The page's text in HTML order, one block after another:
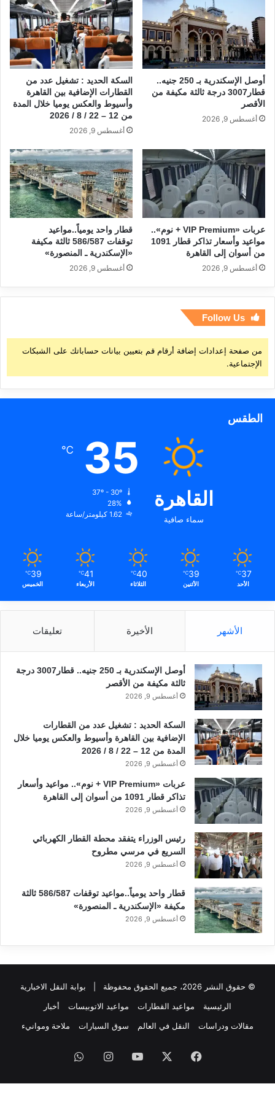
أوصل الإسكندرية بـ 250 جنيه..
قطار3007 درجة ثالثة مكيفة من
الأقصر
أغسطس 9, 2026
السكة الحديد : تشغيل عدد من
القطارات الإضافية بين القاهرة
وأسيوط والعكس يوميا خلال المدة
من 12 – 22 / 8 / 2026
أغسطس 9, 2026
عربات «VIP Premium + نوم»..
مواعيد وأسعار تذاكر قطار 1091
من أسوان إلى القاهرة
أغسطس 9, 2026
قطار واحد يومياً..مواعيد
توقفات 586/587 ثالثة مكيفة
«الإسكندرية ـ المنصورة»
أغسطس 9, 2026
Follow Us
من صفحة إعدادات إضافة أرقام قم بتعيين بيانات حساباتك على الشبكات
الإجتماعية.
الطقس
القاهرة
سماء صافية
35
℃
28%
1.62 كيلومتر/ساعة
37
℃
الأحد
39
℃
الأثنين
40
℃
الثلاثاء
41
℃
الأربعاء
39
℃
الخميس
الأشهر الأخيرة تعليقات
أوصل الإسكندرية بـ 250 جنيه.. قطار3007 درجة
ثالثة مكيفة من الأقصر
أغسطس 9, 2026
السكة الحديد : تشغيل عدد من القطارات
الإضافية بين القاهرة وأسيوط والعكس يوميا خلال
المدة من 12 – 22 / 8 / 2026
أغسطس 9, 2026
عربات «VIP Premium + نوم».. مواعيد وأسعار
تذاكر قطار 1091 من أسوان إلى القاهرة
أغسطس 9, 2026
رئيس الوزراء يتفقد محطة القطار الكهربائي
السريع في مرسي مطروح
أغسطس 9, 2026
قطار واحد يومياً..مواعيد توقفات 586/587 ثالثة
مكيفة «الإسكندرية ـ المنصورة»
أغسطس 9, 2026
© حقوق النشر 2026، جميع الحقوق محفوظة |
بوابة النقل الاخبارية
الرئيسية
مواعيد القطارات مواعيد الاتوبيسات
أخبار
مقالات ودراسات
النقل في العالم سوق السيارات ملاحة وموانيء
فيسبوك ‫YouTubeانستقرام